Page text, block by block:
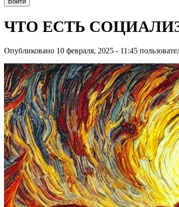
ЧТО ЕСТЬ
Опубликовано 10 февраля, 2025 - 11:45